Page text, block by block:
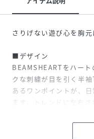
さりげない遊び心を胸元
■デザイン
BEAMSHEARTをハー
クな刺繍が目を引く半
あるワンポイントが、
ます。トレンドに左右